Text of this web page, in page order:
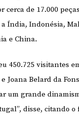
cerca de 17.000
a Índia, Indonésia,
e China.
450.725 visitantes
Joana Belard da
um grande
disse, citando o